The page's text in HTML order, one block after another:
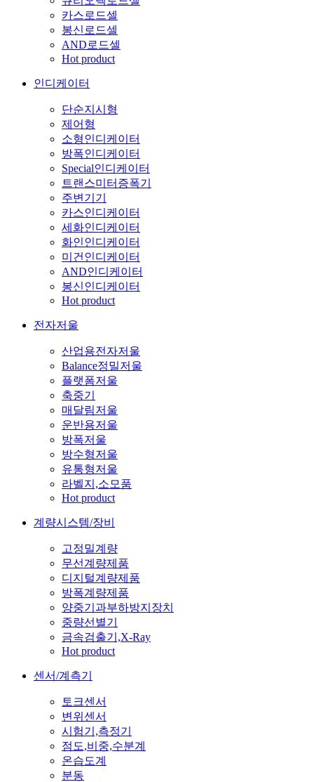
카스로드셀
봉신로드셀
AND로드셀
Hot product
인디케이터
단순지시형
제어형
소형인디케이터
방폭인디케이터
Special인디케이터
트랜스미터증폭기
주변기기
카스인디케이터
세화인디케이터
화인인디케이터
미건인디케이터
AND인디케이터
봉신인디케이터
Hot product
전자저울
산업용전자저울
Balance정밀저울
플랫폼저울
축중기
매달림저울
운반용저울
방폭저울
방수형저울
유통형저울
라벨지,소모품
Hot product
계량시스템/장비
고정밀계량
무선계량제품
디지털계량제품
방폭계량제품
양중기과부하방지장치
중량선별기
금속검출기,X-Ray
Hot product
센서/계측기
토크센서
변위센서
시험기,측정기
점도,비중,수분계
온습도계
분동